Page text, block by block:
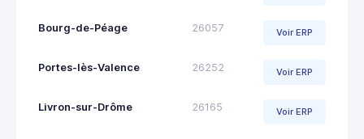
Bourg-de-Péage 26057 Voir ERP
Portes-lès-Valence 26252 Voir ERP
Livron-sur-Drôme 26165 Voir ERP